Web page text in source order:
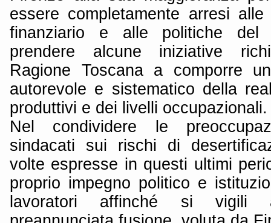
essere completamente arresi
finanziario e alle politiche del
prendere alcune iniziative
Ragione Toscana a comporre
autorevole e sistematico della
produttivi e dei livelli occupazionali.
Nel condividere le
sindacati sui rischi di
volte espresse in questi ultimi
proprio impegno politico e
lavoratori affinché si vigili